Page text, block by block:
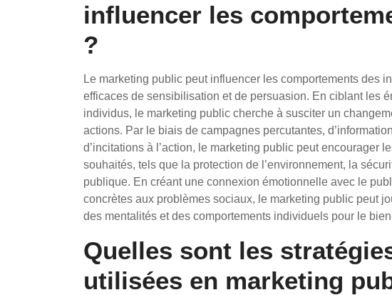
influencer les
?
Le marketing public peut influencer les comportements des
efficaces de sensibilisation et de persuasion. En ciblant les
individus, le marketing public cherche à susciter un
actions. Par le biais de campagnes percutantes,
d’incitations à l’action, le marketing public peut encourager
souhaités, tels que la protection de l’environnement, la
publique. En créant une connexion émotionnelle avec le
concrètes aux problèmes sociaux, le marketing public peut
des mentalités et des comportements individuels pour le
Quelles sont les
utilisées en marketing